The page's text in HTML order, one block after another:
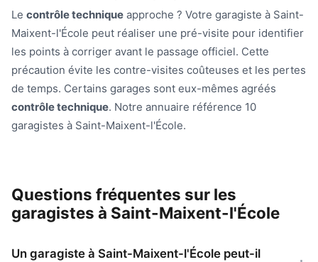
Le contrôle technique approche ? Votre garagiste à Saint-
Maixent-l'École peut réaliser une pré-visite pour identifier
les points à corriger avant le passage officiel. Cette
précaution évite les contre-visites coûteuses et les pertes
de temps. Certains garages sont eux-mêmes agréés
contrôle technique. Notre annuaire référence 10
garagistes à Saint-Maixent-l'École.
Questions fréquentes sur les
garagistes à Saint-Maixent-l'École
Un garagiste à Saint-Maixent-l'École peut-il